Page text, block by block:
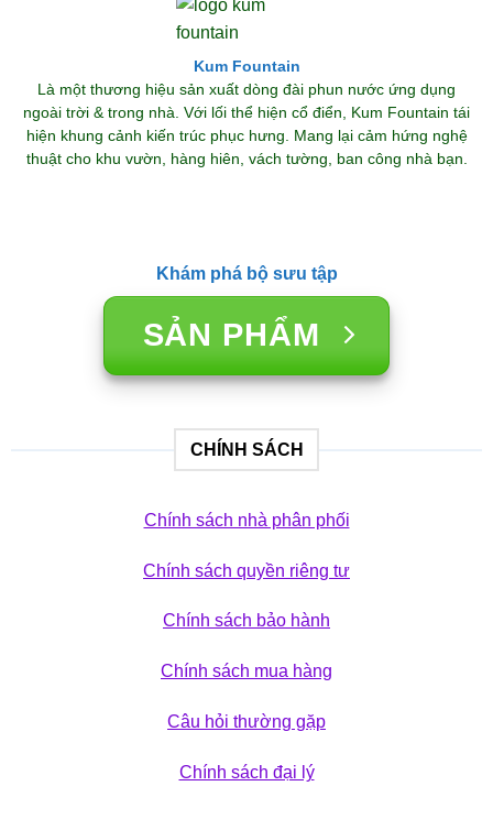
Kum Fountain
Là một thương hiệu sản xuất dòng đài phun nước ứng dụng
ngoài trời & trong nhà. Với lối thể hiện cổ điển, Kum Fountain tái
hiện khung cảnh kiến trúc phục hưng. Mang lại cảm hứng nghệ
thuật cho khu vườn, hàng hiên, vách tường, ban công nhà bạn.
Khám phá bộ sưu tập
SẢN PHẨM
CHÍNH SÁCH
Chính sách nhà phân phối
Chính sách quyền riêng tư
Chính sách bảo hành
Chính sách mua hàng
Câu hỏi thường gặp
Chính sách đại lý